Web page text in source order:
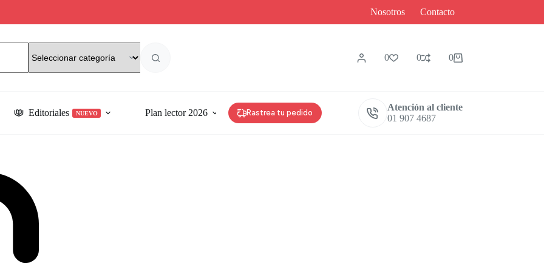
Nosotros Contacto
0 0
Carro
0
Editoriales NUEVO Plan lector 2026 Rastrea tu pedido
Atención al cliente
01 907 4687